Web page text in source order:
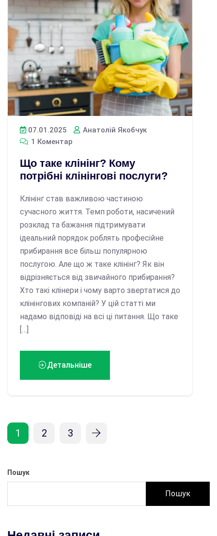
07.01.2025
Анатолій Якобчук
1 Коментар
Що таке клінінг? Кому
потрібні клінінгові послуги?
Клінінг став важливою частиною
сучасного життя. Темп роботи, насичений
розклад та бажання підтримувати
ідеальний порядок роблять професійне
прибирання все більш популярною
послугою. Але що ж таке клінінг? Як він
відрізняється від звичайного прибирання?
Хто такі клінери і чому варто звертатися до
клінінгових компаній? У цій статті ми
надамо відповіді на всі ці питання. Що таке
[…]
Детальніше
1 2 3
Пошук
Пошук